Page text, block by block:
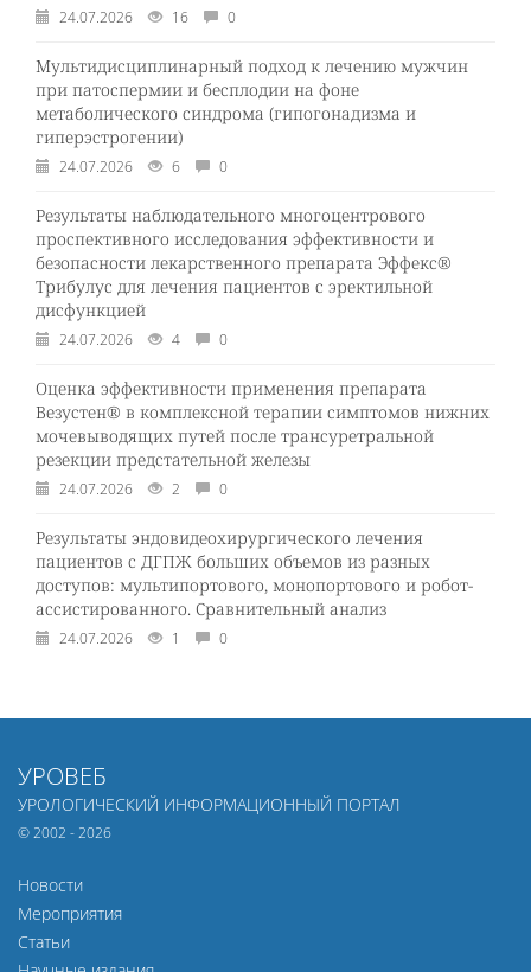
24.07.2026 16 0
Мультидисциплинарный подход к лечению мужчин
при патоспермии и бесплодии на фоне
метаболического синдрома (гипогонадизма и
гиперэстрогении)
24.07.2026 6 0
Результаты наблюдательного многоцентрового
проспективного исследования эффективности и
безопасности лекарственного препарата Эффекс®
Трибулус для лечения пациентов с эректильной
дисфункцией
24.07.2026 4 0
Оценка эффективности применения препарата
Везустен® в комплексной терапии симптомов нижних
мочевыводящих путей после трансуретральной
резекции предстательной железы
24.07.2026 2 0
Результаты эндовидеохирургического лечения
пациентов с ДГПЖ больших объемов из разных
доступов: мультипортового, монопортового и робот-
ассистированного. Сравнительный анализ
24.07.2026 1 0
УРОВЕБ
УРОЛОГИЧЕСКИЙ ИНФОРМАЦИОННЫЙ ПОРТАЛ
© 2002 - 2026
Новости
Мероприятия
Статьи